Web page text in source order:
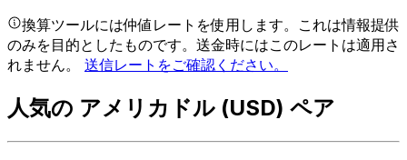
換算ツールには仲値レートを使用します。これは情報提供
のみを目的としたものです。送金時にはこのレートは適用さ
れません。 送信レートをご確認ください。
人気の アメリカドル (USD) ペア